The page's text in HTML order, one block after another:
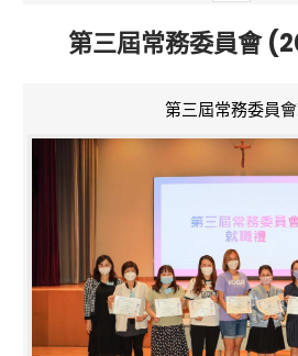
第三屆常務委員會
第三屆常務委員